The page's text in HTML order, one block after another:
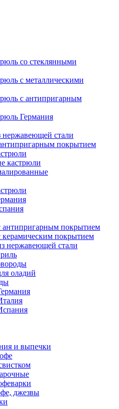
со стеклянными
с металлическими
с антипригарным
Германия
нержавеющей стали
покрытием
кастрюли
антипригарным покрытием
керамическим покрытием
нержавеющей стали
оладий
и выпечки
джезвы